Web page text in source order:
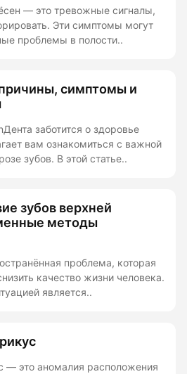
— это тревожные сигналы,
Эти симптомы могут
проблемы в полости..
симптомы и
заботится о здоровье
вам ознакомиться с важной
зубов. В этой статье..
зубов верхней
методы
проблема, которая
качество жизни человека.
является..
— это аномалия расположения